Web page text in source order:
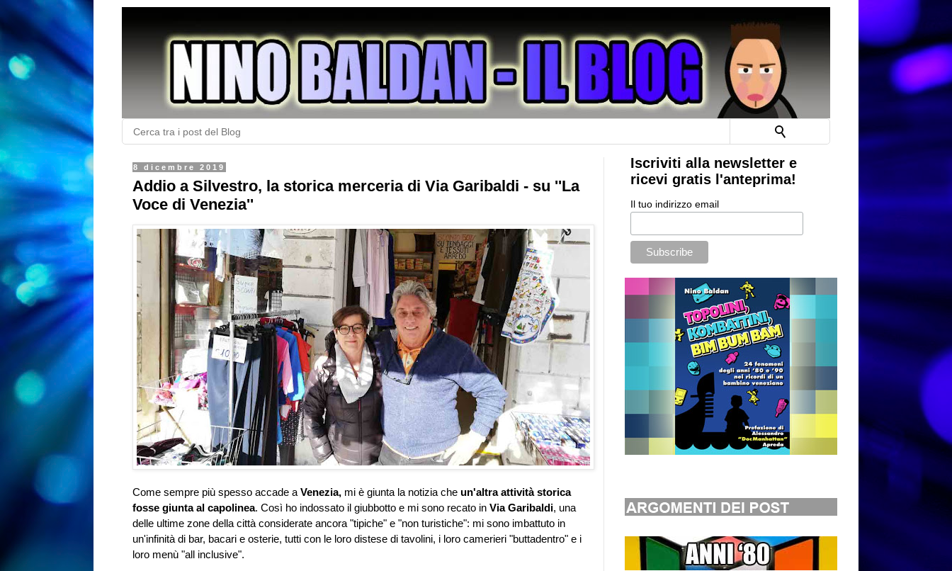
8 dicembre 2019
Addio a Silvestro, la storica merceria di Via Garibaldi - su ''La
Voce di Venezia''
Come sempre più spesso accade a Venezia, mi è giunta la notizia che un'altra attività storica
fosse giunta al capolinea. Così ho indossato il giubbotto e mi sono recato in Via Garibaldi, una
delle ultime zone della città considerate ancora "tipiche" e "non turistiche": mi sono imbattuto in
un'infinità di bar, bacari e osterie, tutti con le loro distese di tavolini, i loro camerieri "buttadentro" e i
loro menù "all inclusive".
Iscriviti alla newsletter e
ricevi gratis l'anteprima!
Il tuo indirizzo email